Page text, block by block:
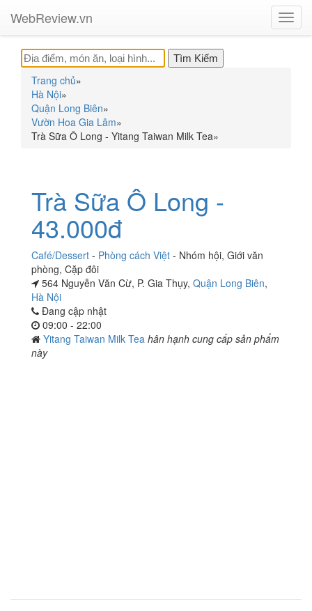
WebReview.vn
Trang chủ»
Hà Nội»
Quận Long Biên»
Vườn Hoa Gia Lâm»
Trà Sữa Ô Long - Yitang Taiwan Milk Tea»
Trà Sữa Ô Long -
43.000đ
Café/Dessert - Phòng cách Việt - Nhóm hội, Giới văn
phòng, Cặp đôi
564 Nguyễn Văn Cừ, P. Gia Thụy, Quận Long Biên,
Hà Nội
Đang cập nhật
09:00 - 22:00
Yitang Taiwan Milk Tea hân hạnh cung cấp sản phẩm
này